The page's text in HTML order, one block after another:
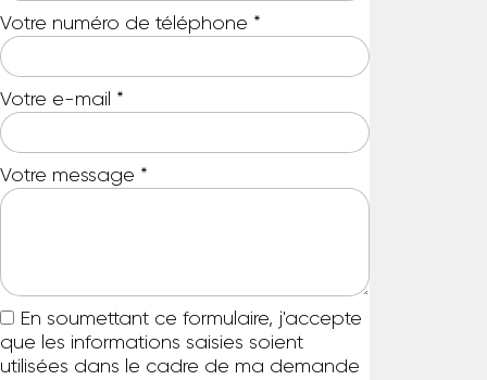
Votre numéro de téléphone *
Votre e-mail *
Votre message *
En soumettant ce formulaire, j'accepte
que les informations saisies soient
utilisées dans le cadre de ma demande